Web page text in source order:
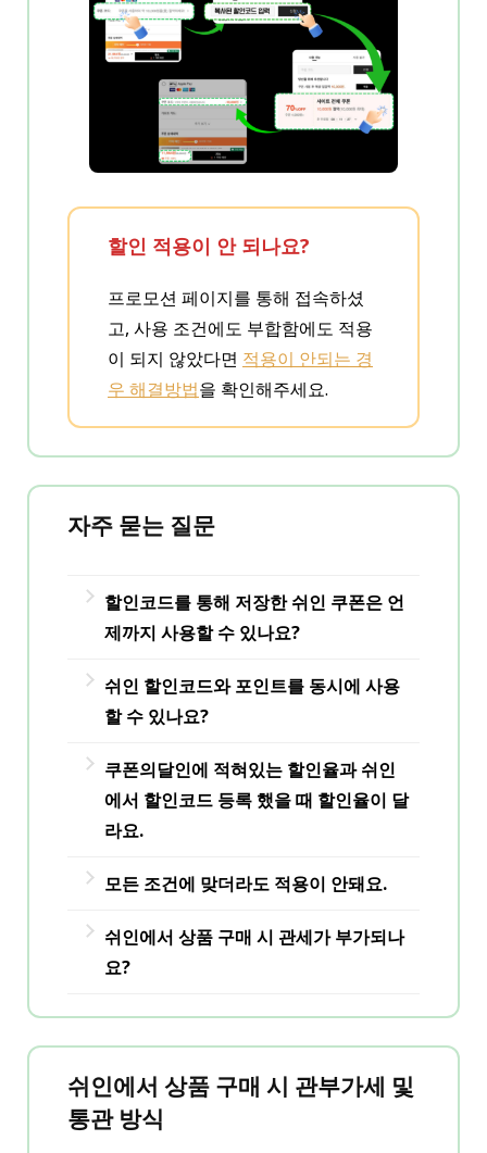
할인 적용이 안 되나요?
프로모션 페이지를 통해 접속하셨
고, 사용 조건에도 부합함에도 적용
이 되지 않았다면 적용이 안되는 경
우 해결방법을 확인해주세요.
자주 묻는 질문
할인코드를 통해 저장한 쉬인 쿠폰은 언
제까지 사용할 수 있나요?
쿠폰의달인에서 복사한 쉬인 할인코드
를 통해 저장한 경우, 쿠폰의달인 각 할
확인하실 수 있습니다. (할인코드 복사
버튼 옆 제목 클릭 시 상세 페이지로 이
동됩니다.)
또한, 쉬인에서 적립된 포인트 역시 유효
쉬인 메인페이지 → 나의 포인트 → 포인
트 상세 메뉴에서 확인 가능합니다.
쉬인 할인코드와 포인트를 동시에 사용
할 수 있나요?
쉬인 포인트와 할인코드는 동시에 사용
할 수 있습니다.
단, 한 주문당 적용할 수 있는 할인코드
를 한 번에 중복 적용할 수 없습니다.
쿠폰의달인에 적혀있는 할인율과 쉬인
에서 할인코드 등록 했을 때 할인율이 달
라요.
쿠폰의달인을 통해 할인코드를 복사 및
를 등록했을 때 간혹 쿠폰의달인에서 기
재된 할인율과 다른 경우가 있습니다.
쉬인에서는 예약하려는 주문건에 최대
할인을 자동으로 적용하기 때문에 발생
하는 현상으로 결제 시점에 따라 할인율
이 달라질 수 있습니다.
모든 조건에 맞더라도 적용이 안돼요.
유효기간, 최소 주문금액, 해당 쿠폰의
적용 가능 범위를 모두 확인했음에도 불
할인이나 이벤트 혜택이 적용된 상품일
가능성이 높습니다.
자세한 내용은 [
목을 참고해주세요.
쉬인에서 상품 구매 시 관세가 부가되나
요?
관세가 부가될 수 있습니다. 관세는 쉬인
에서 결제 시 함께 지불하는 것이 아니라
구매자가 직접 납부해야 하는 금액입니
다.
쉬인에서 상품 구매 시 관부가세 및
통관 방식